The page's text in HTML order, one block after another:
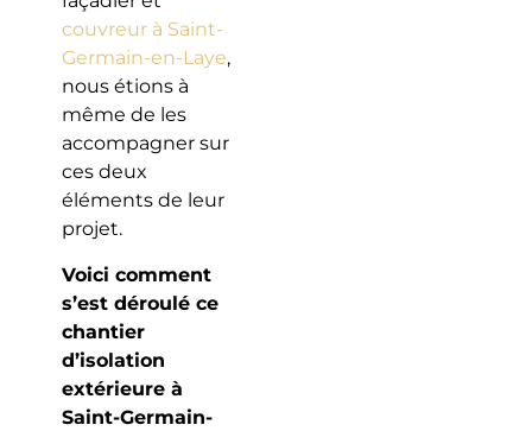
couvreur à Saint-
Germain-en-Laye,
nous étions à
même de les
accompagner sur
ces deux
éléments de leur
projet.
Voici comment
s’est déroulé ce
chantier
d’isolation
extérieure à
Saint-Germain-